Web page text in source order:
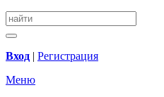
Вход | Регистрация
Меню